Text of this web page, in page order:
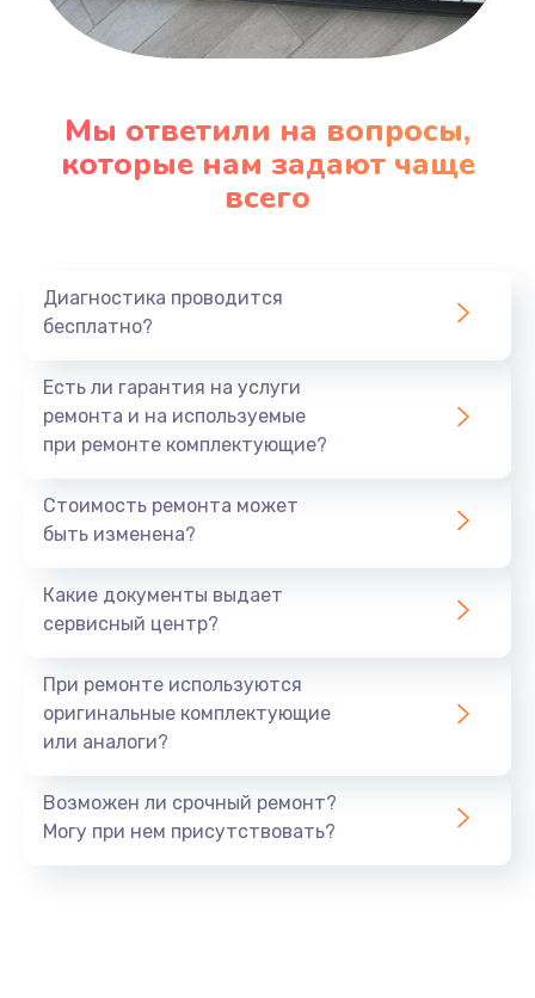
Мы ответили на вопросы,
которые нам задают чаще
всего
Диагностика проводится
бесплатно?
Есть ли гарантия на услуги
ремонта и на используемые
при ремонте комплектующие?
Стоимость ремонта может
быть изменена?
Какие документы выдает
сервисный центр?
При ремонте используются
оригинальные комплектующие
или аналоги?
Возможен ли срочный ремонт?
Могу при нем присутствовать?